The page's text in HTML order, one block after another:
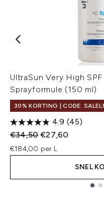
UltraSun Very High
Sprayformule (150 ml)
30% KORTING | CODE:
4.9 (45)
Recommended Retail
€34,50Huidige prijs:
€27,60
€184,00 per L
SNEL